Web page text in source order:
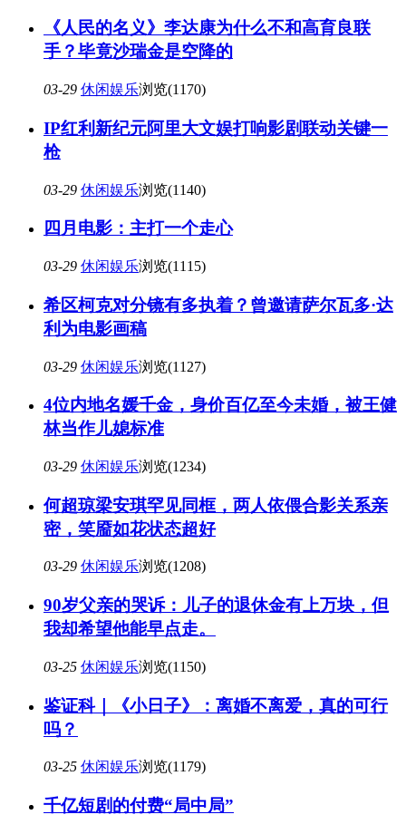
《人民的名义》李达康为什么不和高育良联
手？毕竟沙瑞金是空降的
03-29 休闲娱乐浏览(1170)
IP红利新纪元阿里大文娱打响影剧联动关键一
枪
03-29 休闲娱乐浏览(1140)
四月电影：主打一个走心
03-29 休闲娱乐浏览(1115)
希区柯克对分镜有多执着？曾邀请萨尔瓦多·达
利为电影画稿
03-29 休闲娱乐浏览(1127)
4位内地名媛千金，身价百亿至今未婚，被王健
林当作儿媳标准
03-29 休闲娱乐浏览(1234)
何超琼梁安琪罕见同框，两人依偎合影关系亲
密，笑靥如花状态超好
03-29 休闲娱乐浏览(1208)
90岁父亲的哭诉：儿子的退休金有上万块，但
我却希望他能早点走。
03-25 休闲娱乐浏览(1150)
鉴证科｜《小日子》：离婚不离爱，真的可行
吗？
03-25 休闲娱乐浏览(1179)
千亿短剧的付费“局中局”